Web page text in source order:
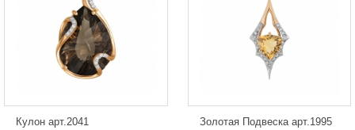
Кулон арт.2041
Золотая Подвеска арт.1995